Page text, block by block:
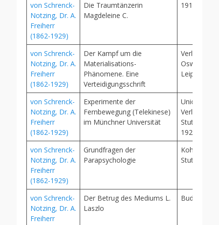
von Schrenck-
Notzing, Dr. A.
Freiherr
(1862-1929)
Die Traumtänzerin
Magdeleine C.
1914
von Schrenck-
Notzing, Dr. A.
Freiherr
(1862-1929)
Der Kampf um die
Materialisations-
Phänomene. Eine
Verteidigungsschrift
Verlag
Oswald
Leipzig,
von Schrenck-
Notzing, Dr. A.
Freiherr
(1862-1929)
Experimente der
Fernbewegung (Telekinese)
im Münchner Universität
Union
Stuttgart,
1922,
von Schrenck-
Notzing, Dr. A.
Freiherr
(1862-1929)
Grundfragen der
Parapsychologie
Stuttgart,
von Schrenck-
Notzing, Dr. A.
Freiherr
Der Betrug des Mediums L.
Laszlo